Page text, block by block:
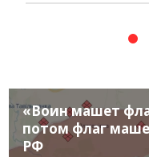
«Воин машет
потом флаг
РФ